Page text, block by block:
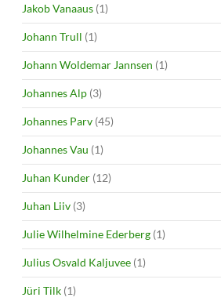
Jakob Vanaaus (1)
Johann Trull (1)
Johann Woldemar Jannsen (1)
Johannes Alp (3)
Johannes Parv (45)
Johannes Vau (1)
Juhan Kunder (12)
Juhan Liiv (3)
Julie Wilhelmine Ederberg (1)
Julius Osvald Kaljuvee (1)
Jüri Tilk (1)